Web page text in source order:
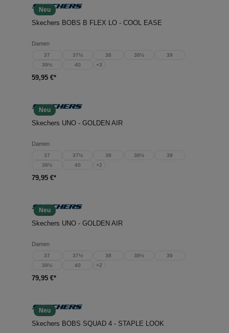
Neu
Skechers BOBS B FLEX LO - COOL EASE
Damen
37 37½ 38 38½
39
39½
40 +3
59,95 €*
Neu
Skechers UNO - GOLDEN AIR
Damen
37 37½ 38 38½
39
39½
40 +2
79,95 €*
Neu
Skechers UNO - GOLDEN AIR
Damen
37 37½ 38 38½
39
39½
40 +2
79,95 €*
Neu
Skechers BOBS SQUAD 4 - STAPLE LOOK